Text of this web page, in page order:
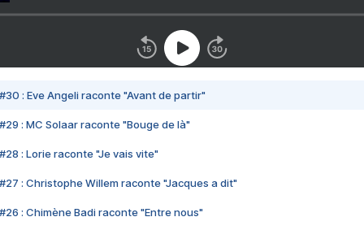
#30 : Eve Angeli raconte "Avant de partir"
#29 : MC Solaar raconte "Bouge de là"
#28 : Lorie raconte "Je vais vite"
#27 : Christophe Willem raconte "Jacques a dit"
#26 : Chimène Badi raconte "Entre nous"